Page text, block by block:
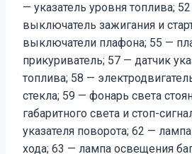
— указатель уровня топлива;
выключатель зажигания и
выключатели плафона; 55 —
прикуриватель; 57 — датчик
топлива; 58 —
стекла; 59 — фонарь света
габаритного света и стоп-
указателя поворота; 62 —
хода; 63 — лампа освещения